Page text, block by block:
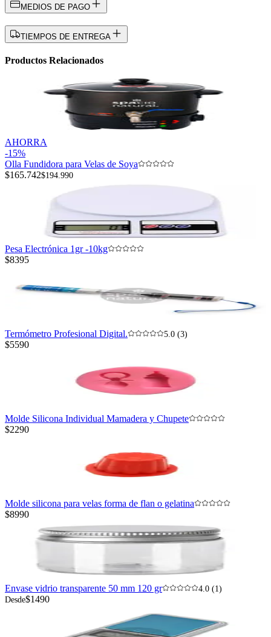
MEDIOS DE PAGO
TIEMPOS DE ENTREGA
Productos Relacionados
AHORRA
-15%
Olla Fundidora para Velas de Soya
$165.742$194.990
Pesa Electrónica 1gr -10kg
$8395
Termómetro Profesional Digital. 5.0 (3)
$5590
Molde Silicona Individual Mamadera y Chupete
$2290
Molde silicona para velas forma de flan o gelatina
$8990
Envase vidrio transparente 50 mm 120 gr
4.0 (1)
Desde$1490